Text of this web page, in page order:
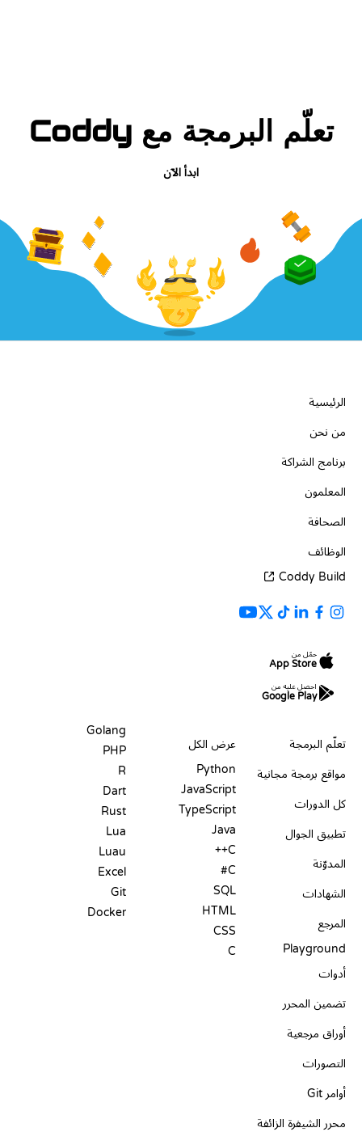
تعلّم البرمجة مع Coddy
ابدأ الآن
الرئيسية
من نحن
برنامج الشراكة
المعلمون
الصحافة
الوظائف
Coddy Build
حمّل من
App Store
احصل عليه من
Google Play
تعلّم البرمجة
مواقع برمجة مجانية
كل الدورات
تطبيق الجوال
المدوّنة
الشهادات
المرجع
Playground
أدوات
تضمين المحرر
أوراق مرجعية
التصورات
أوامر Git
محرر الشيفرة الزائفة
عرض الكل
Python
JavaScript
TypeScript
Java
C++
C#
SQL
HTML
CSS
C
Golang
PHP
R
Dart
Rust
Lua
Luau
Excel
Git
Docker